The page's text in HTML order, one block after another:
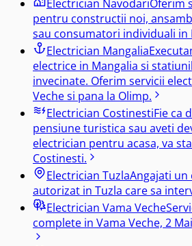
Electrician NavodariOferim
pentru constructii noi,
sau consumatori individuali in
Electrician Mangalia
electrice in Mangalia si
invecinate. Oferim servicii
Veche si pana la Olimp.
Electrician CostinestiFie ca
pensiune turistica sau aveti
electrician pentru acasa, va
Costinesti.
Electrician TuzlaAngajati un
autorizat in Tuzla care sa
Electrician Vama Veche
complete in Vama Veche, 2